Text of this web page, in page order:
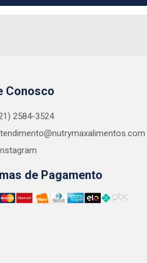
Conosco
2584-3524
de Pagamento